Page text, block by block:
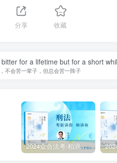
分享 收藏
for a lifetime but for a short
不会苦一辈子，但总会苦一阵子
2024众合法考-柏浪涛刑法-精讲卷pdf电子版（附视频1-76全）